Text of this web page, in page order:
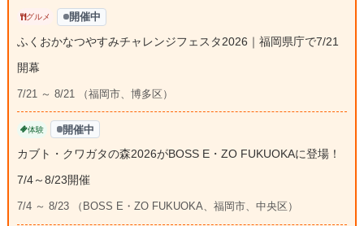
グルメ 開催中
ふくおかなつやすみチャレンジフェスタ2026｜福岡県庁で7/21
開幕
7/21 ～ 8/21 （福岡市、博多区）
体験 開催中
カブト・クワガタの森2026がBOSS E・ZO FUKUOKAに登場！
7/4～8/23開催
7/4 ～ 8/23 （BOSS E・ZO FUKUOKA、福岡市、中央区）